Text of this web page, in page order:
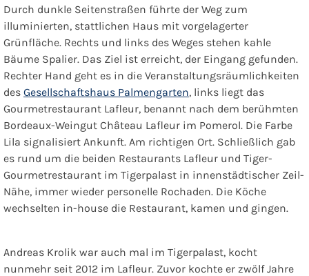
Durch dunkle Seitenstraßen führte der Weg zum
illuminierten, stattlichen Haus mit vorgelagerter
Grünfläche. Rechts und links des Weges stehen kahle
Bäume Spalier. Das Ziel ist erreicht, der Eingang gefunden.
Rechter Hand geht es in die Veranstaltungsräumlichkeiten
des Gesellschaftshaus Palmengarten, links liegt das
Gourmetrestaurant Lafleur, benannt nach dem berühmten
Bordeaux-Weingut Château Lafleur im Pomerol. Die Farbe
Lila signalisiert Ankunft. Am richtigen Ort. Schließlich gab
es rund um die beiden Restaurants Lafleur und Tiger-
Gourmetrestaurant im Tigerpalast in innenstädtischer Zeil-
Nähe, immer wieder personelle Rochaden. Die Köche
wechselten in-house die Restaurant, kamen und gingen.
Andreas Krolik war auch mal im Tigerpalast, kocht
nunmehr seit 2012 im Lafleur. Zuvor kochte er zwölf Jahre